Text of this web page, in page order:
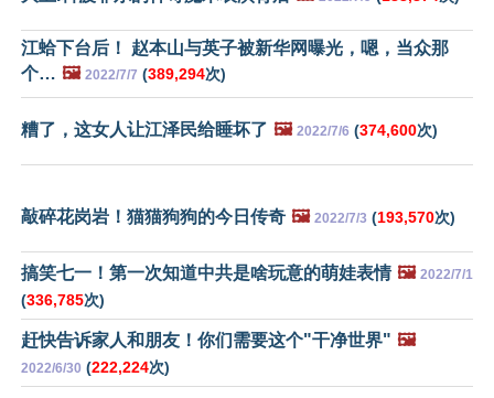
江蛤下台后！ 赵本山与英子被新华网曝光，嗯，当众那
个… 🖼️ 2022/7/7 (389,294次)
糟了，这女人让江泽民给睡坏了 🖼️ 2022/7/6 (374,600次)
敲碎花岗岩！猫猫狗狗的今日传奇 🖼️ 2022/7/3 (193,570次)
搞笑七一！第一次知道中共是啥玩意的萌娃表情 🖼️ 2022/7/1
(336,785次)
赶快告诉家人和朋友！你们需要这个"干净世界" 🖼️
2022/6/30 (222,224次)